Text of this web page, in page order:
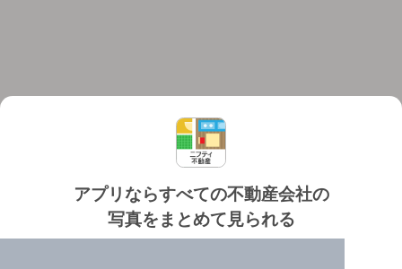
アプリならすべての不動産会社の
写真をまとめて見られる
個人情報保護ポリシー 利用規約